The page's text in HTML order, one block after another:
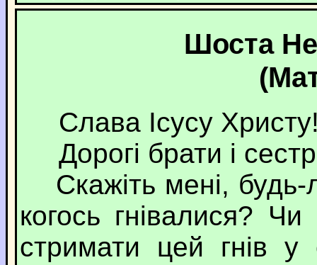
Шоста
Слава Ісусу
Дорогі брати і
Скажіть мені, будь-
когось гнівалися?
стримати цей гнів